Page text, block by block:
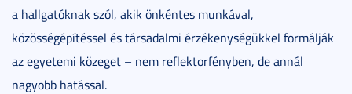
a hallgatóknak szól, akik önkéntes munkával,
közösségépítéssel és társadalmi érzékenységükkel formálják
az egyetemi közeget – nem reflektorfényben, de annál
nagyobb hatással.